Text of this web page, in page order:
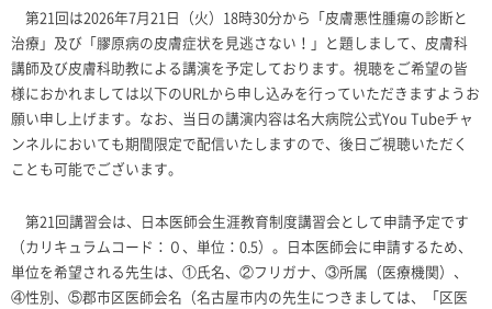
第21回は2026年7月21 日（火） 18時30分から「皮膚悪性腫瘍の診断と
治療」及び「膠原病の皮膚症状を見逃さない！」と題しまして、皮膚科
講師及び皮膚科助教による講演を予定しております。視聴をご希望の皆
様におかれましては以下のURL から申し込みを行っていただきますようお
願い申し上げます。なお、当日の講演内容は名大病院公式You Tubeチャ
ンネルにおいても期間限定で配信いたしますので、後日ご視聴いただく
ことも可能でございます。
第21回講習会は、日本医師会生涯教育制度講習会として申請予定です
（カリキュラムコード：０、単位： 0.5）。日本医師会に申請するため、
単位を希望される先生は、①氏名、②フリガナ、③所属（医療機関）、
④性別、⑤郡市区医師会名（名古屋市内の先生につきましては、「区医